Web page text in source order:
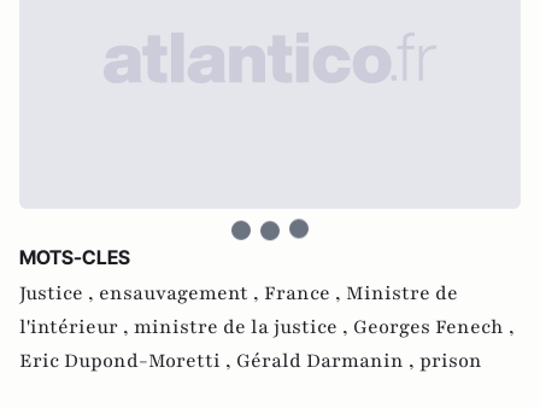
MOTS-CLES
Justice , ensauvagement , France , Ministre de
l'intérieur , ministre de la justice , Georges Fenech ,
Eric Dupond-Moretti , Gérald Darmanin , prison